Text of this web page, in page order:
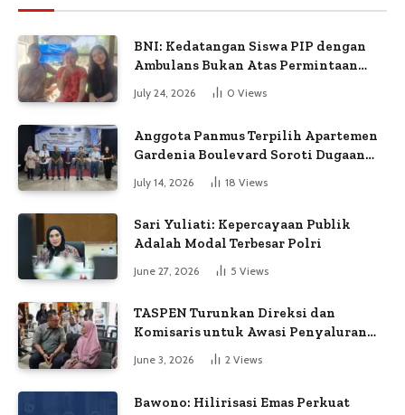
BNI: Kedatangan Siswa PIP dengan
Ambulans Bukan Atas Permintaan
July 24, 2026 0 Views
Anggota Panmus Terpilih Apartemen
Gardenia Boulevard Soroti Dugaan
Kejanggalan Voting
July 14, 2026 18 Views
Sari Yuliati: Kepercayaan Publik
Adalah Modal Terbesar Polri
June 27, 2026 5 Views
TASPEN Turunkan Direksi dan
Komisaris untuk Awasi Penyaluran
June 3, 2026 2 Views
Bawono: Hilirisasi Emas Perkuat